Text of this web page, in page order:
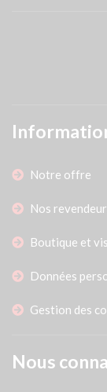
Notre offre
Nos
Boutique et
Données
Gestion des
Nous